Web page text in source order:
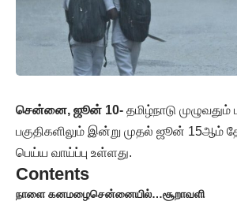
சென்னை, ஜூன் 10- தமிழ்நாடு
பகுதிகளிலும் இன்று முதல் ஜூன் 15ஆம்
பெய்ய வாய்ப்பு உள்ளது.
Contents
நாளை கனமழைசென்னையில்…சூறாவளி